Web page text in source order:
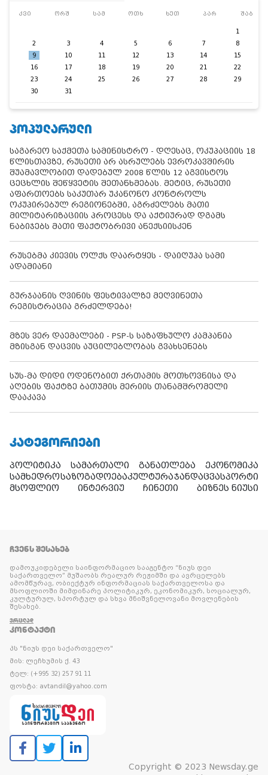
კვი ორშ სამ ოთხ ხუთ პარ შაბ
1
2
3 4 5 6 7
8
9
10 11 12 13 14
15
16
17 18 19 20 21
22
23
24 25 26 27 28
29
30
31
ᲞᲝᲞᲣᲚᲐᲠᲣᲚᲘ
საგარეო საქმეთა სამინისტრო - დღესაც, ოკუპაციის 18
წლისთავზე, რუსეთი არ ასრულებს ევროკავშირის
შუამავლობით დადებულ 2008 წლის 12 აგვისტოს
ცეცხლის შეწყვეტის შეთანხმებას. მეტიც, რუსეთი
აფართოებს საკუთარ უკანონო კონტროლს
ოკუპირებულ რეგიონებში, აგრძელებს მათი
მილიტარიზაციის პროცესს და აქტიურად დგამს
ნაბიჯებს მათი ფაქტობრივი ანექსიისკენ
რუსებმა კიევის ოლქს დაარტყეს - დაიღუპა სამი
ადამიანი
გურჯაანის ღვინის ფესტივალზე მეღვინეთა
რეგისტრაცია გრძელდება!
მზეს ვერ დაემალები - PSP-ს საზაფხულო კამპანია
მზისგან დაცვის აუცილებლობას გვახსენებს
სუს-მა დიდი ოდენობით ქრთამის მოთხოვნისა და
აღების ფაქტზე ბათუმის მერიის თანამშრომელი
დააკავა
ᲙᲐᲢᲔᲒᲝᲠᲘᲔᲑᲘ
პოლიტიკა სამართალი განათლება
ეკონომიკა
სამხედროსაზოგადოებაკულტურაჯანდაცვასპორტი
მსოფლიო
ინტერვიუ ჩინეთი ბიზნეს ნიუსი
ᲩᲕᲔᲜᲡ ᲨᲔᲡᲐᲮᲔᲑ
დამოუკიდებელი საინფორმაციო სააგენტო “ნიუს დეი
საქართველო” მუშაობს რეალურ რეჟიმში და ავრცელებს
ამომწურავ, ობიექტურ ინფორმაციას საქართველოსა და
მსოფლიოში მიმდინარე პოლიტიკურ, ეკონომიკურ, სოციალურ,
კულტურულ, სპორტულ და სხვა მნიშვნელოვანი მოვლენების
შესახებ.
ᲕᲠᲪᲚᲐᲓ
ᲙᲝᲜᲢᲐᲥᲢᲘ
პს "ნიუს დეი საქართველო"
მის: ლეჩხუმის ქ. 43
ტელ: (+995 32) 257 91 11
ფოსტა: avtandil@yahoo.com
Copyright © 2023 Newsday.ge